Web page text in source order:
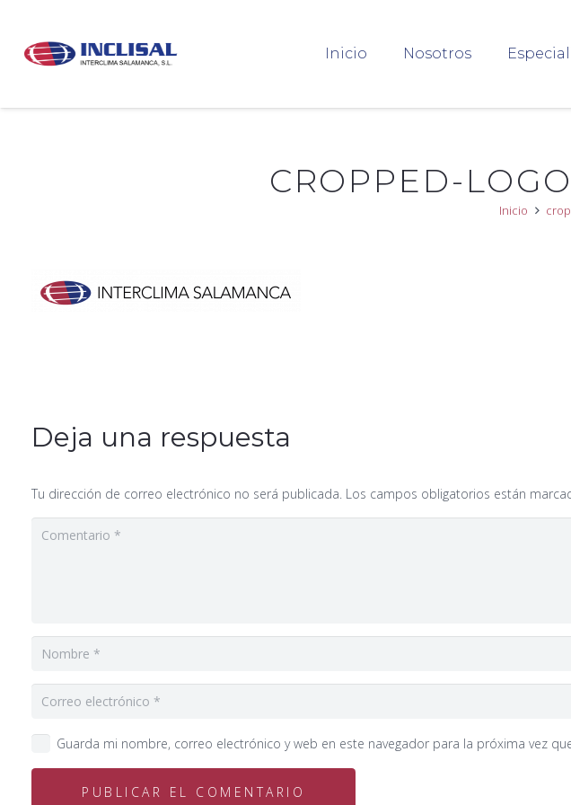
Inicio Nosotros
CROPPED-
Inicio
Deja una respuesta
Tu dirección de correo electrónico no será publicada. Los campos obligatorios están
Guarda mi nombre, correo electrónico y web en este navegador para la próxima vez
PUBLICAR EL COMENTARIO